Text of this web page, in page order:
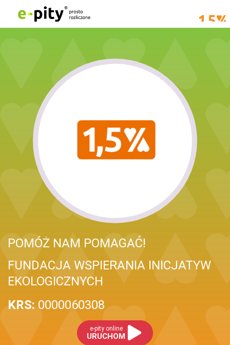
POMÓŻ NAM POMAGAĆ!
FUNDACJA WSPIERANIA INICJATYW
EKOLOGICZNYCH
KRS: 0000060308
e-pity online
URUCHOM